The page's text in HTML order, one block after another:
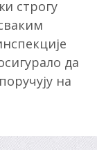
строгу
да
на